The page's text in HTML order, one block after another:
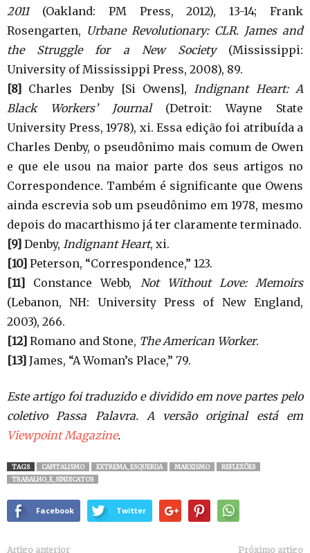
2011 (Oakland: PM Press, 2012), 13-14; Frank
Rosengarten, Urbane Revolutionary: CLR. James and
the Struggle for a New Society(Mississippi:
University of Mississippi Press, 2008), 89.
[8]
Charles Denby [Si Owens],Indignant Heart: A
Black Workers’ Journal(Detroit: Wayne State
University Press, 1978), xi. Essa edição foi atribuída a
Charles Denby, o pseudônimo mais comum de Owen
e que ele usou na maior parte dos seus artigos no
Correspondence. Também é significante que Owens
ainda escrevia sob um pseudônimo em 1978, mesmo
depois do macarthismo já ter claramente terminado.
[9] Denby, Indignant Heart, xi.
[10] Peterson, “Correspondence,” 123.
[11]
Constance Webb, Not Without Love: Memoirs
(Lebanon, NH: University Press of New England,
2003), 266.
[12] Romano and Stone, The American Worker.
[13] James, “A Woman’s Place,” 79.
Este artigo foi traduzido e dividido em nove partes pelo
coletivo Passa Palavra. A versão original está em
Viewpoint Magazine.
TAGS CAPITALISMO EXTREMA_ESQUERDA MARXISMO
REFLEXÕES
TRABALHO_E_SINDICATOS
Facebook Twitter
Artigo anterior Próximo artigo